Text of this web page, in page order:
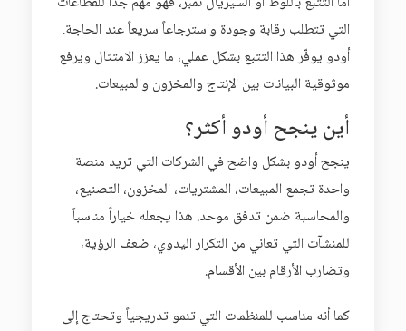
التي تتطلب رقابة وجودة واسترجاعاً سريعاً عند الحاجة.
أودو يوفّر هذا التتبع بشكل عملي، ما يعزز الامتثال ويرفع
موثوقية البيانات بين الإنتاج والمخزون والمبيعات.
أين ينجح أودو أكثر؟
ينجح أودو بشكل واضح في الشركات التي تريد منصة
واحدة تجمع المبيعات، المشتريات، المخزون، التصنيع،
والمحاسبة ضمن تدفق موحد. هذا يجعله خياراً مناسباً
للمنشآت التي تعاني من التكرار اليدوي، ضعف الرؤية،
وتضارب الأرقام بين الأقسام.
كما أنه مناسب للمنظمات التي تنمو تدريجياً وتحتاج إلى